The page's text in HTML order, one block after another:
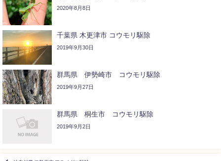
2020年8月8日
千葉県 木更津市 コウモリ駆除
2019年9月30日
群馬県 伊勢崎市 コウモリ駆除
2019年9月27日
群馬県 桐生市 コウモリ駆除
2019年9月2日